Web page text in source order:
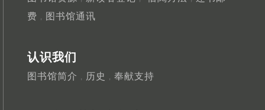
费 ， 图书馆通讯
认识我们
图书馆简介 ， 历史 ， 奉献支持